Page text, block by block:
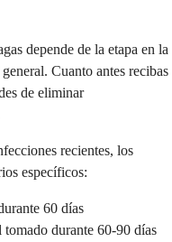
depende de la etapa en la
Cuanto antes recibas
de eliminar
recientes, los
específicos:
60 días
durante 60-90 días